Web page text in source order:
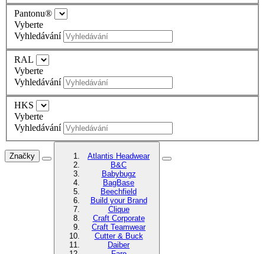
Pantonu®
Vyberte
Vyhledávání
RAL
Vyberte
Vyhledávání
HKS
Vyberte
Vyhledávání
Značky
Atlantis Headwear
B&C
Babybugz
BagBase
Beechfield
Build your Brand
Clique
Craft Corporate
Craft Teamwear
Cutter & Buck
Daiber